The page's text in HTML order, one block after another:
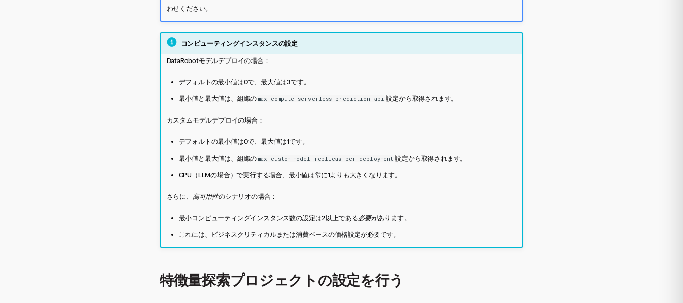
わせください。
コンピューティングインスタンスの設定
DataRobotモデルデプロイの場合：
デフォルトの最小値は0で、最大値は3です。
最小値と最大値は、組織の max_compute_serverless_prediction_api 設定から取得されます。
カスタムモデルデプロイの場合：
デフォルトの最小値は0で、最大値は1です。
最小値と最大値は、組織の max_custom_model_replicas_per_deployment 設定から取得されます。
GPU（LLMの場合）で実行する場合、最小値は常に1よりも大きくなります。
さらに、 高可用性のシナリオの場合：
最小コンピューティングインスタンス数の設定は2以上である必要があります。
これには、ビジネスクリティカルまたは消費ベースの価格設定が必要です。
特徴量探索プロジェクトの設定を行う